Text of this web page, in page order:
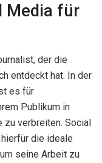
Media für
der die
entdeckt hat. In der
es für
Publikum in
zu verbreiten. Social
die ideale
seine Arbeit zu